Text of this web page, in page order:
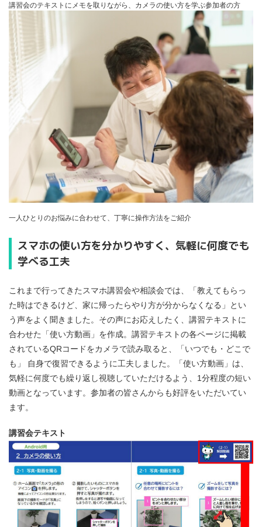
講習会のテキストにメモを取りながら、カメラの使い方を学ぶ参加者の方
一人ひとりのお悩みに合わせて、丁寧に操作方法をご紹介
スマホの使い方を分かりやすく、気軽に何度でも
学べる工夫
これまで行ってきたスマホ講習会や相談会では、「教えてもらっ
た時はできるけど、家に帰ったらやり方が分からなくなる」とい
う声をよく聞きました。その声にお応えしたく、講習テキストに
合わせた「使い方動画」を作成。講習テキストの各ページに掲載
されているQRコードをカメラで読み取ると、「いつでも・どこで
も」 自身で復習できるように工夫しました。「使い方動画」は、
気軽に何度でも繰り返し視聴していただけるよう、1分程度の短い
動画となっています。参加者の皆さんからも好評をいただいてい
ます。
講習会テキスト